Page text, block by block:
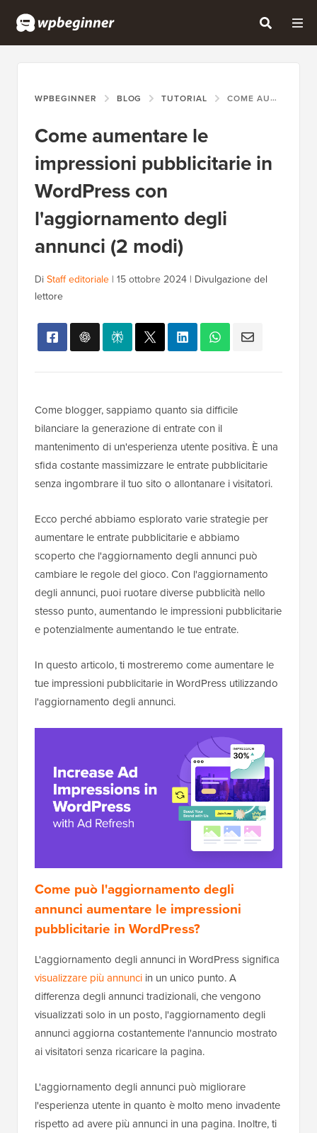
WPBEGINNER BLOG TUTORIAL COME AUMENTARE LE IMPRESSIONI PUBBLICITARIE IN WORDPRESS CON L'AGGIORNAMENTO DEGLI ANNUNCI (2 MODI)
Come aumentare le
impressioni pubblicitarie in
WordPress con
l'aggiornamento degli
annunci (2 modi)
DiStaff editoriale | 15 ottobre 2024 | Divulgazione del
lettore
Come blogger, sappiamo quanto sia difficile
bilanciare la generazione di entrate con il
mantenimento di un'esperienza utente positiva. È una
sfida costante massimizzare le entrate pubblicitarie
senza ingombrare il tuo sito o allontanare i visitatori.
Ecco perché abbiamo esplorato varie strategie per
aumentare le entrate pubblicitarie e abbiamo
scoperto che l'aggiornamento degli annunci può
cambiare le regole del gioco. Con l'aggiornamento
degli annunci, puoi ruotare diverse pubblicità nello
stesso punto, aumentando le impressioni pubblicitarie
e potenzialmente aumentando le tue entrate.
In questo articolo, ti mostreremo come aumentare le
tue impressioni pubblicitarie in WordPress utilizzando
l'aggiornamento degli annunci.
Come può l'aggiornamento degli
annunci aumentare le impressioni
pubblicitarie in WordPress?
L'aggiornamento degli annunci in WordPress significa
visualizzare più annunci in un unico punto. A
differenza degli annunci tradizionali, che vengono
visualizzati solo in un posto, l'aggiornamento degli
annunci aggiorna costantemente l'annuncio mostrato
ai visitatori senza ricaricare la pagina.
L'aggiornamento degli annunci può migliorare
l'esperienza utente in quanto è molto meno invadente
rispetto ad avere più annunci in una pagina. Inoltre, ti